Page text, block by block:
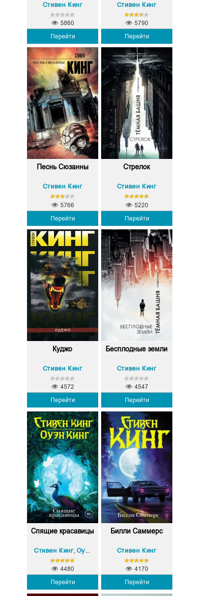
Стивен Кинг
Перейти
5860
Стивен Кинг
Перейти
5790
Песнь Сюзанны
Стивен Кинг
Перейти
5766
Стрелок
Стивен Кинг
Перейти
5220
Куджо
Стивен Кинг
Перейти
4572
Бесплодные земли
Стивен Кинг
Перейти
4547
Спящие красавицы
Стивен Кинг, Оуэн Кинг
Перейти
4480
Билли Саммерс
Стивен Кинг
Перейти
4170